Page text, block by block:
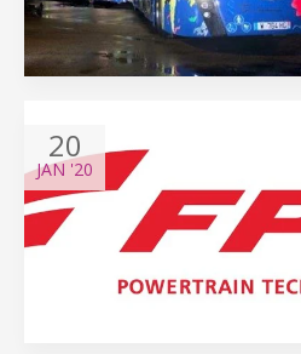
20
JAN '20